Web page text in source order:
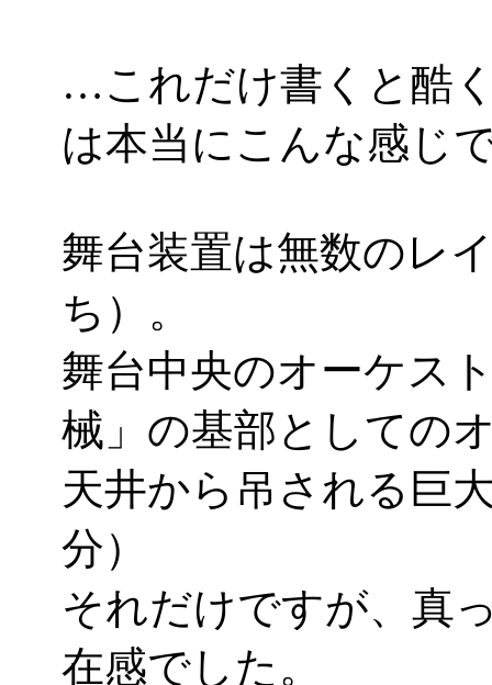
…これだけ書くと酷
は本当にこんな感じ
舞台装置は無数のレ
ち）。
舞台中央のオーケス
械」の基部としての
天井から吊される巨
分）
それだけですが、真
在感でした。